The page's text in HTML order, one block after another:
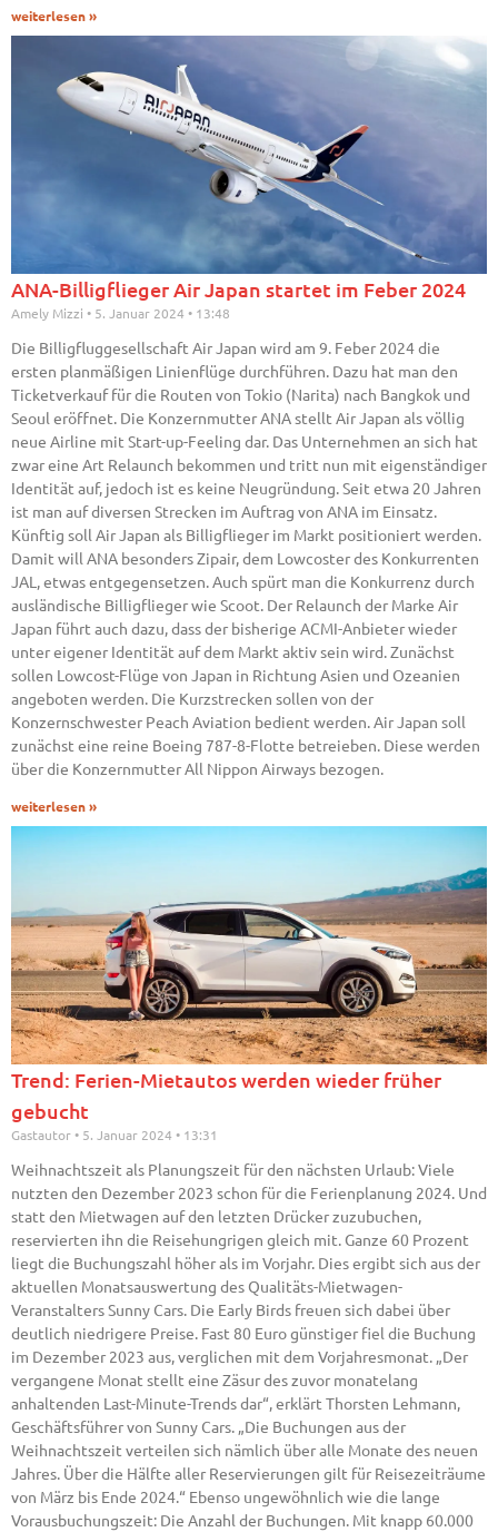
weiterlesen »
ANA-Billigflieger Air Japan startet im Feber 2024
Amely Mizzi 5. Januar 2024 13:48
Die Billigfluggesellschaft Air Japan wird am 9. Feber 2024 die
ersten planmäßigen Linienflüge durchführen. Dazu hat man den
Ticketverkauf für die Routen von Tokio (Narita) nach Bangkok und
Seoul eröffnet. Die Konzernmutter ANA stellt Air Japan als völlig
neue Airline mit Start-up-Feeling dar. Das Unternehmen an sich hat
zwar eine Art Relaunch bekommen und tritt nun mit eigenständiger
Identität auf, jedoch ist es keine Neugründung. Seit etwa 20 Jahren
ist man auf diversen Strecken im Auftrag von ANA im Einsatz.
Künftig soll Air Japan als Billigflieger im Markt positioniert werden.
Damit will ANA besonders Zipair, dem Lowcoster des Konkurrenten
JAL, etwas entgegensetzen. Auch spürt man die Konkurrenz durch
ausländische Billigflieger wie Scoot. Der Relaunch der Marke Air
Japan führt auch dazu, dass der bisherige ACMI-Anbieter wieder
unter eigener Identität auf dem Markt aktiv sein wird. Zunächst
sollen Lowcost-Flüge von Japan in Richtung Asien und Ozeanien
angeboten werden. Die Kurzstrecken sollen von der
Konzernschwester Peach Aviation bedient werden. Air Japan soll
zunächst eine reine Boeing 787-8-Flotte betreieben. Diese werden
über die Konzernmutter All Nippon Airways bezogen.
weiterlesen »
Trend: Ferien-Mietautos werden wieder früher
gebucht
Gastautor 5. Januar 2024 13:31
Weihnachtszeit als Planungszeit für den nächsten Urlaub: Viele
nutzten den Dezember 2023 schon für die Ferienplanung 2024. Und
statt den Mietwagen auf den letzten Drücker zuzubuchen,
reservierten ihn die Reisehungrigen gleich mit. Ganze 60 Prozent
liegt die Buchungszahl höher als im Vorjahr. Dies ergibt sich aus der
aktuellen Monatsauswertung des Qualitäts-Mietwagen-
Veranstalters Sunny Cars. Die Early Birds freuen sich dabei über
deutlich niedrigere Preise. Fast 80 Euro günstiger fiel die Buchung
im Dezember 2023 aus, verglichen mit dem Vorjahresmonat. „Der
vergangene Monat stellt eine Zäsur des zuvor monatelang
anhaltenden Last-Minute-Trends dar“, erklärt Thorsten Lehmann,
Geschäftsführer von Sunny Cars. „Die Buchungen aus der
Weihnachtszeit verteilen sich nämlich über alle Monate des neuen
Jahres. Über die Hälfte aller Reservierungen gilt für Reisezeiträume
von März bis Ende 2024.“ Ebenso ungewöhnlich wie die lange
Vorausbuchungszeit: Die Anzahl der Buchungen. Mit knapp 60.000